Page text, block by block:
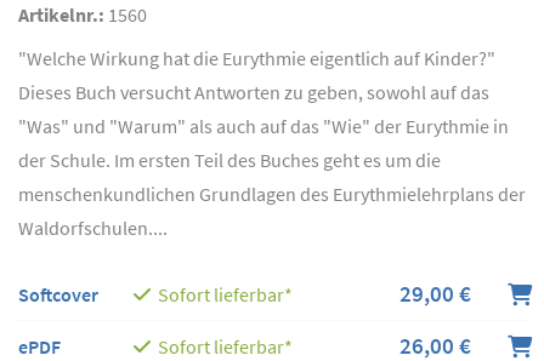
Artikelnr.: 1560
"Welche Wirkung hat die Eurythmie eigentlich auf Kinder?"
Dieses Buch versucht Antworten zu geben, sowohl auf das
"Was" und "Warum" als auch auf das "Wie" der Eurythmie in
der Schule. Im ersten Teil des Buches geht es um die
menschenkundlichen Grundlagen des Eurythmielehrplans der
Waldorfschulen....
Softcover Sofort lieferbar* 29,00 €
ePDF Sofort lieferbar* 26,00 €